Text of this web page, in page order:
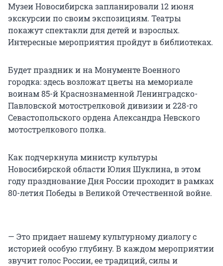
Музеи Новосибирска запланировали 12 июня
экскурсии по своим экспозициям. Театры
покажут спектакли для детей и взрослых.
Интересные мероприятия пройдут в библиотеках.
Будет праздник и на Монументе Военного
городка: здесь возложат цветы на мемориале
воинам 85-й Краснознаменной Ленинградско-
Павловской мотострелковой дивизии и 228-го
Севастопольского ордена Александра Невского
мотострелкового полка.
Как подчеркнула министр культуры
Новосибирской области Юлия Шуклина, в этом
году празднование Дня России проходит в рамках
80-летия Победы в Великой Отечественной войне.
— Это придает нашему культурному диалогу с
историей особую глубину. В каждом мероприятии
звучит голос России, ее традиций, силы и